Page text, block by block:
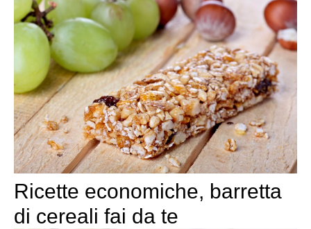
Ricette economiche, barretta
di cereali fai da te